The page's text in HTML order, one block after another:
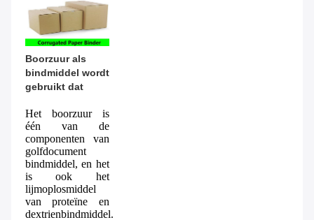
Boorzuur als
bindmiddel wordt
gebruikt dat
Het boorzuur is
één van de
componenten van
golfdocument
bindmiddel, en het
is ook het
lijmoplosmiddel
van proteïne en
dextrienbindmiddel.